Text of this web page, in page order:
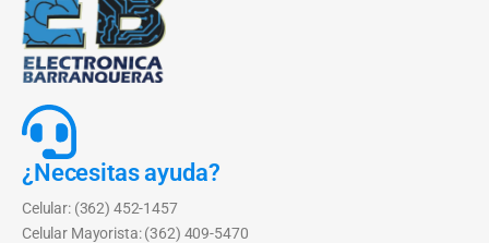
¿Necesitas ayuda?
Celular: (362) 452-1457
Celular Mayorista: (362) 409-5470